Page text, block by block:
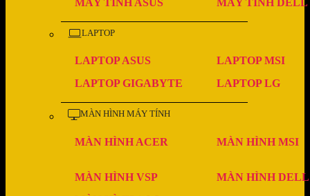
MÁY TÍNH ASUS MÁY TÍNH DELL
LAPTOP
LAPTOP ASUS
LAPTOP MSI
LAPTOP GIGABYTE
LAPTOP LG
MÀN HÌNH MÁY TÍNH
MÀN HÌNH ACER MÀN HÌNH MSI
MÀN HÌNH VSP
MÀN HÌNH DELL